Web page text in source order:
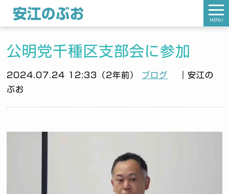
公明党千種区支部会に参加
2024.07.24 12:33（2年前） ブログ
｜安江の
ぶお
MENU